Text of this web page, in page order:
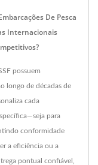
De Pesca
Internacionais
possuem
longo de décadas de
cada
para
conformidade
a eficiência ou a
pontual confiável,